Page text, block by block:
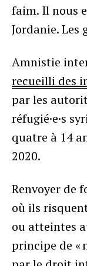
faim. Il nous
Jordanie. Les
Amnistie
recueilli des
par les
réfugié·e·s
quatre à 14
2020.
Renvoyer de
où ils
ou atteintes
principe de «